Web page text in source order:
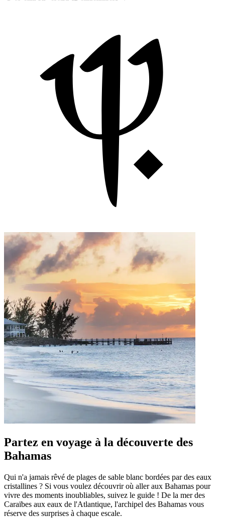
Partez en voyage à la découverte des
Bahamas
Qui n'a jamais rêvé de plages de sable blanc bordées par des eaux
cristallines ? Si vous voulez découvrir où aller aux Bahamas pour
vivre des moments inoubliables, suivez le guide ! De la mer des
Caraïbes aux eaux de l'Atlantique, l'archipel des Bahamas vous
réserve des surprises à chaque escale.